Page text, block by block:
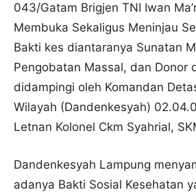
043/Gatam Brigjen TNI Iwan
Membuka Sekaligus Meninjau
Bakti kes diantaranya Sunatan
Pengobatan Massal, dan Donor
didampingi oleh Komandan
Wilayah (Dandenkesyah)
Letnan Kolonel Ckm Syahrial,
Dandenkesyah Lampung
adanya Bakti Sosial Kesehatan